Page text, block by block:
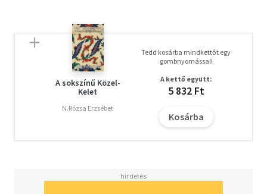
dominanciájával, hanem egyenesen különböző és néha
ellentétes ideák szükségszerű konfliktusával és
versenyével szembesülhetünk. Ez a verseny, amely a
"legjobb politikai rendszer" ideáljának a megalkotásáért
folyik, teszi igazán különlegessé és rugalmassá a
A jelen kötet rámutat arra, hogy a vezetésnek
igazolva ezzel a politikai folyamatokat és saját szerepét.
A sokszínű Közel-
Kelet
N.Rózsa Erzsébet
Tedd kosárba mindkettőt egy
gombnyomással!
A kettő együtt:
5 832 Ft
Kosárba